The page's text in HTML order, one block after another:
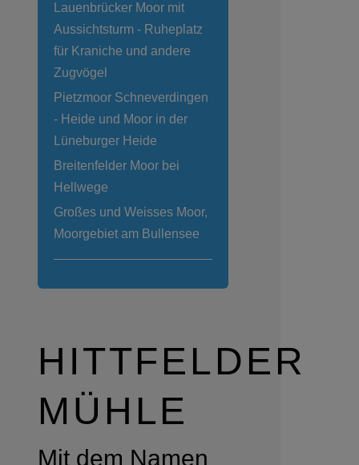
Lauenbrücker Moor mit
Aussichtsturm - Ruheplatz
für Kraniche und andere
Zugvögel
Pietzmoor Schneverdingen
- Heide und Moor in der
Lüneburger Heide
Breitenfelder Moor bei
Hellwege
Großes und Weisses Moor,
Moorgebiet am Bullensee
HITTFELDER
MÜHLE
Mit dem Namen